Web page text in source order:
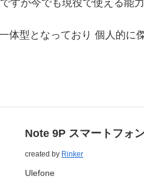
すが今でも現役で使える能
体型となっており 個人的に
Note 9P スマートフォ
created by Rinker
Ulefone